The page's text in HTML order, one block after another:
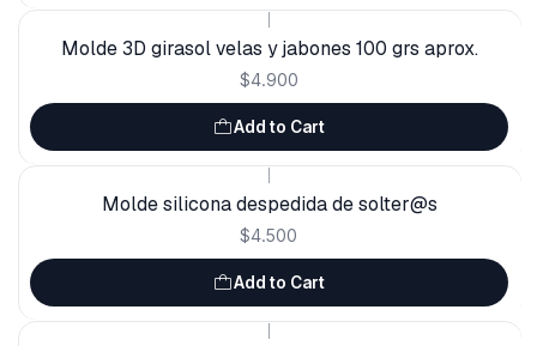
Molde 3D girasol velas y jabones 100 grs aprox.
$4.900
Add to Cart
Molde silicona despedida de solter@s
$4.500
Add to Cart